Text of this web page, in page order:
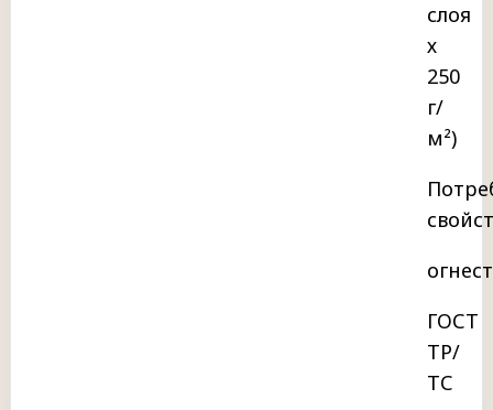
слоя
х
250
г/
м²)
ГОСТ
ТР/
ТС